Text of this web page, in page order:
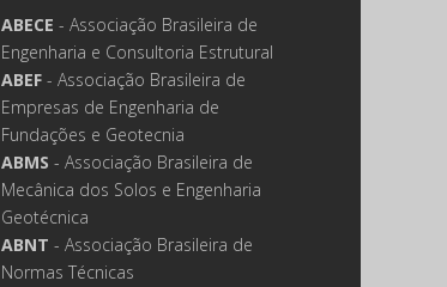
ABECE - Associação Brasileira de
Engenharia e Consultoria Estrutural
ABEF - Associação Brasileira de
Empresas de Engenharia de
Fundações e Geotecnia
ABMS - Associação Brasileira de
Mecânica dos Solos e Engenharia
Geotécnica
ABNT - Associação Brasileira de
Normas Técnicas